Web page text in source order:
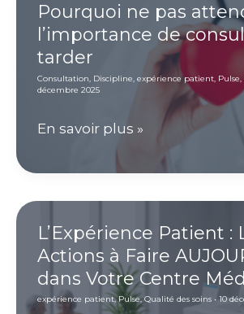
ce
qui
est
utile
ne
l’est
pas)
Pourquoi ne pas
l’importance de
tarder
Consultation, Discipline, expérience patient, Pulse,
décembre 2025
Pourquoi
pas
attendre
l’importance
de
consulter
En savoir plus »
L’Expérience Patient :
Actions à Faire
dans Votre Centre
expérience patient,Pulse,Qualité des soins•10